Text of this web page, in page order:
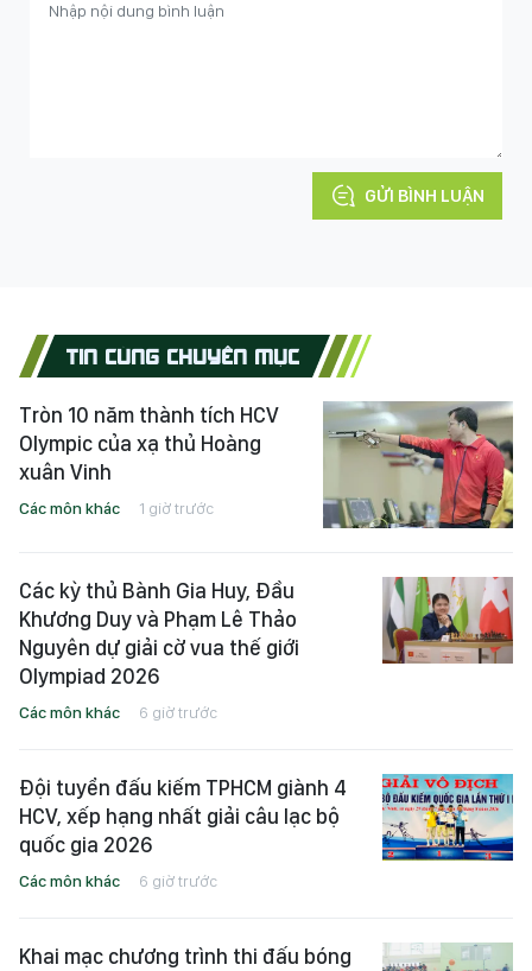
GỬI BÌNH LUẬN
TIN CÙNG CHUYÊN MỤC
Tròn 10 năm thành tích HCV
Olympic của xạ thủ Hoàng
xuân Vinh
Các môn khác 1 giờ trước
Các kỳ thủ Bành Gia Huy, Đầu
Khương Duy và Phạm Lê Thảo
Nguyên dự giải cờ vua thế giới
Olympiad 2026
Các môn khác 6 giờ trước
Đội tuyển đấu kiếm TPHCM giành 4
HCV, xếp hạng nhất giải câu lạc bộ
quốc gia 2026
Các môn khác 6 giờ trước
Khai mạc chương trình thi đấu bóng